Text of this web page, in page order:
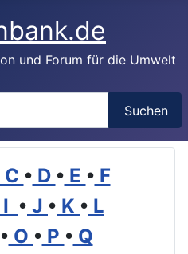
und Forum für die Umwelt
Suchen
C • D • E • F
I • J • K • L
• O • P • Q